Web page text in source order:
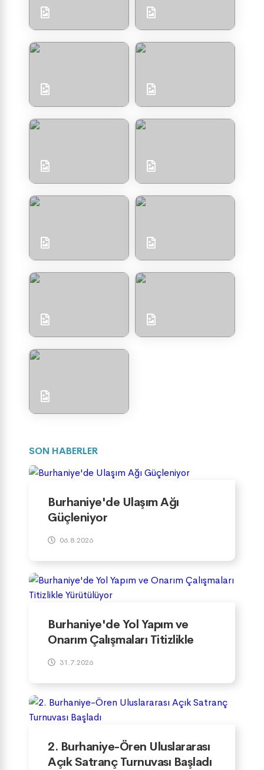
SON HABERLER
Burhaniye'de Ulaşım Ağı
Güçleniyor
06.8.2026
Burhaniye'de Yol Yapım ve
Onarım Çalışmaları Titizlikle
Yürütülüyor
31.7.2026
2. Burhaniye-Ören Uluslararası
Açık Satranç Turnuvası Başladı